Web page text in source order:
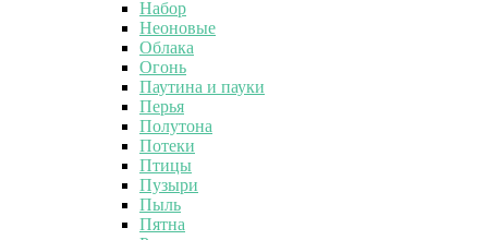
Набор
Неоновые
Облака
Огонь
Паутина и пауки
Перья
Полутона
Потеки
Птицы
Пузыри
Пыль
Пятна